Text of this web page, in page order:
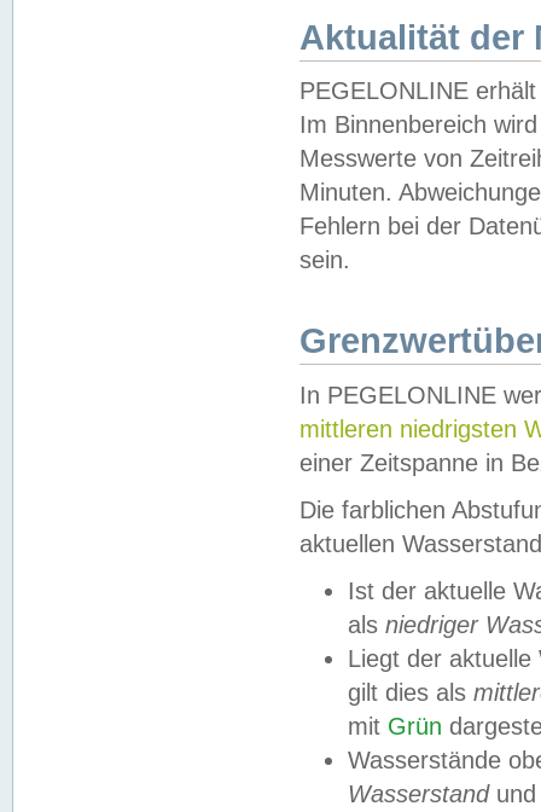
Aktualität der
PEGELONLINE
Im Binnenbereich
Messwerte von
Minuten.
Fehlern bei der
sein.
In PEGELONLINE
mittleren niedrigsten
einer Zeitspanne in
Die farblichen
aktuellen
Ist der aktuelle
als niedriger
Liegt der
gilt dies als
mit Grün
Wasserstände
Wasserstandund